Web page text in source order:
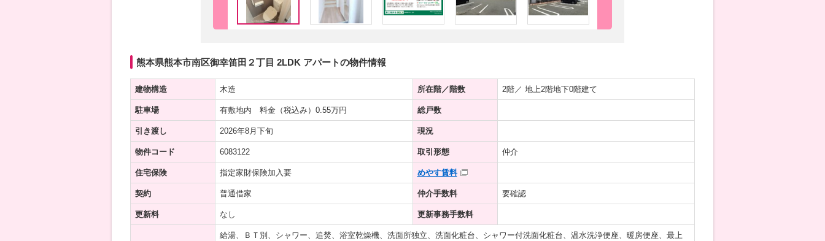
熊本県熊本市南区御幸笛田２丁目 2LDK アパートの物件情報
建物構造 木造 所在階／階数 2階／ 地上2階地下0階建て
駐車場 有敷地内 料金（税込み）0.55万円 総戸数
引き渡し 2026年8月下旬 現況
物件コード 6083122 取引形態 仲介
住宅保険 指定家財保険加入要 めやす賃料
契約 普通借家 仲介手数料 要確認
更新料 なし 更新事務手数料
給湯、ＢＴ別、シャワー、追焚、浴室乾燥機、洗面所独立、洗面化粧台、シャワー付洗面化粧台、温水洗浄便座、暖房便座、最上